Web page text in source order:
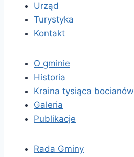
Urząd
Turystyka
Kontakt
O gminie
Historia
Kraina tysiąca bocianów
Galeria
Publikacje
Rada Gminy